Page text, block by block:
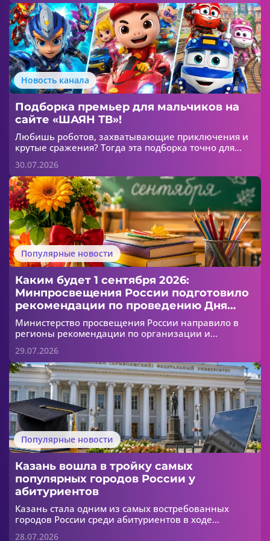
свои знания.
Новость канала
Подборка премьер для мальчиков на
сайте «ШАЯН ТВ»!
Любишь роботов, захватывающие приключения и
крутые сражения? Тогда эта подборка точно для
30.07.2026
Популярные новости
Каким будет 1 сентября 2026:
Минпросвещения России подготовило
рекомендации по проведению Дня
знаний
Министерство просвещения России направило в
регионы рекомендации по организации и
сентября 2026 года. Документ предназначен для
школ и организаций среднего профессионального
образования. В этом году особое внимание уделено
мероприятиям, посвященным Году единства
народов России.
29.07.2026
Популярные новости
Казань вошла в тройку самых
популярных городов России у
абитуриентов
Казань стала одним из самых востребованных
городов России среди абитуриентов в ходе
28.07.2026